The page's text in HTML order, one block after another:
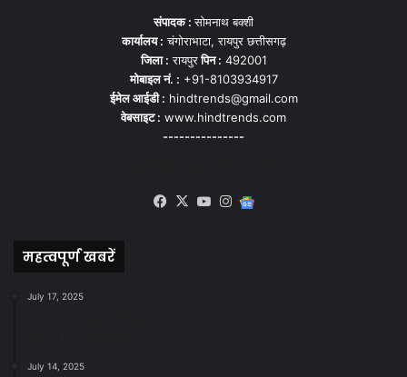
संपादक :सोमनाथ बक्शी
कार्यालय : चंगोराभाटा, रायपुर छत्तीसगढ़
जिला : रायपुरपिन : 492001
मोबाइल नं. : +91-8103934917
ईमेल आईडी : hindtrends@gmail.com
वेबसाइट : www.hindtrends.com
---------------
Facebook
X YouTubeInstagram
महत्वपूर्ण खबरें
July 17, 2025
July 14, 2025